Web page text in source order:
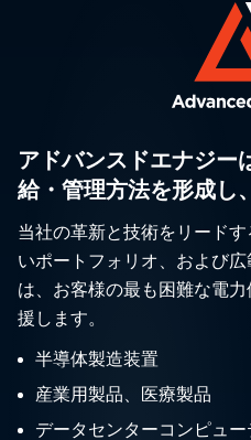
アドバンスドエナジー
給・管理方法を形成し
当社の革新と技術をリード
いポートフォリオ、および
は、お客様の最も困難な電
援します。
半導体製造装置
産業用製品、医療製品
データセンターコンピュ